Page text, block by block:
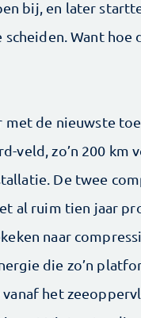
bij, en later
Want
met de nieuwste
veld, zo’n 200
De twee
al ruim tien jaar
naar
die zo’n
het